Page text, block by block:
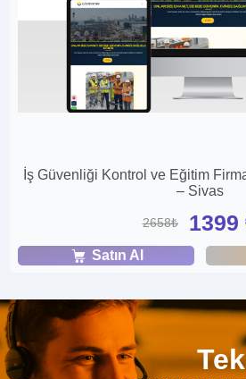
İş Güvenliği Kontrol ve Eğitim
– Sivas
2658₺ 1399
Satın Al